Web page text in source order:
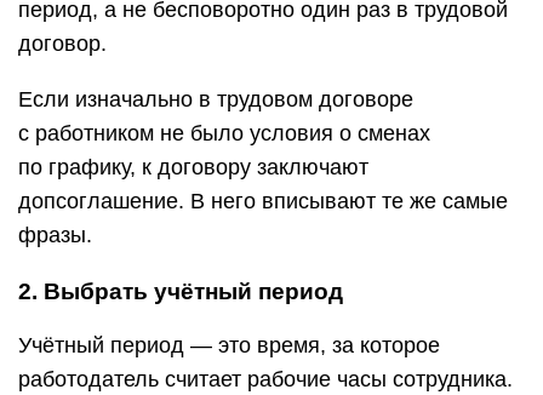
период, а не бесповоротно один раз в трудовой
договор.
Если изначально в трудовом договоре
с работником не было условия о сменах
по графику, к договору заключают
допсоглашение. В него вписывают те же самые
фразы.
2. Выбрать учётный период
Учётный период — это время, за которое
работодатель считает рабочие часы сотрудника.